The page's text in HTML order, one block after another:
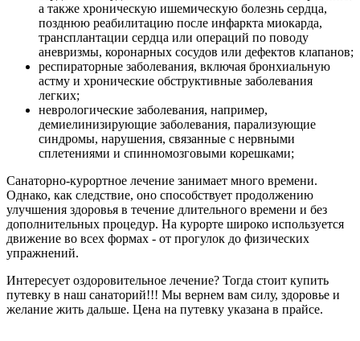
а также хроническую ишемическую болезнь сердца,
позднюю реабилитацию после инфаркта миокарда,
трансплантации сердца или операций по поводу
аневризмы, коронарных сосудов или дефектов клапанов;
респираторные заболевания, включая бронхиальную
астму и хронические обструктивные заболевания
легких;
неврологические заболевания, например,
демиелинизирующие заболевания, парализующие
синдромы, нарушения, связанные с нервными
сплетениями и спинномозговыми корешками;
Санаторно-курортное лечение занимает много времени.
Однако, как следствие, оно способствует продолжению
улучшения здоровья в течение длительного времени и без
дополнительных процедур. На курорте широко используется
движение во всех формах - от прогулок до физических
упражнений.
Интересует оздоровительное лечение? Тогда стоит купить
путевку в наш санаторий!!! Мы вернем вам силу, здоровье и
желание жить дальше. Цена на путевку указана в прайсе.